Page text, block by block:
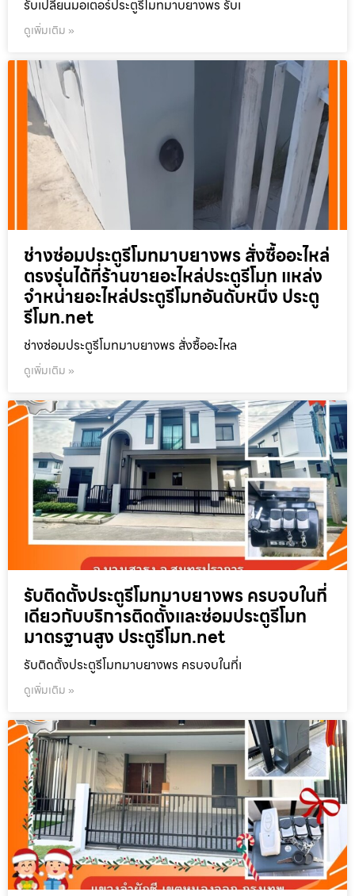
รับเปลี่ยนมอเตอร์ประตูรีโมทมาบยางพร รับเ
ดูเพิ่มเติม »
ช่างซ่อมประตูรีโมทมาบยางพร สั่งซื้ออะไหล่
ตรงรุ่นได้ที่ร้านขายอะไหล่ประตูรีโมท แหล่ง
จำหน่ายอะไหล่ประตูรีโมทอันดับหนึ่ง ประตู
รีโมท.net
ช่างซ่อมประตูรีโมทมาบยางพร สั่งซื้ออะไหล
ดูเพิ่มเติม »
รับติดตั้งประตูรีโมทมาบยางพร ครบจบในที่
เดียวกับบริการติดตั้งและซ่อมประตูรีโมท
มาตรฐานสูง ประตูรีโมท.net
รับติดตั้งประตูรีโมทมาบยางพร ครบจบในที่เ
ดูเพิ่มเติม »